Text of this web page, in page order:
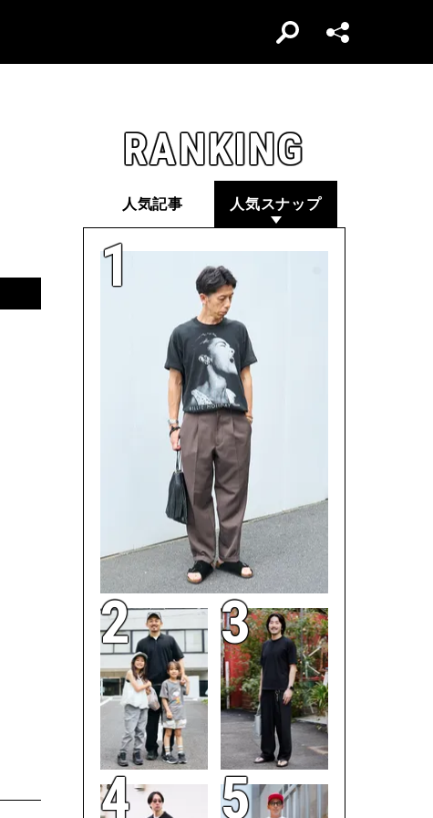
RANKING
人気記事 人気スナップ